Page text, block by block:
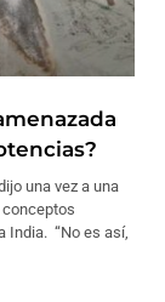
una vez a una
India. “No es así,